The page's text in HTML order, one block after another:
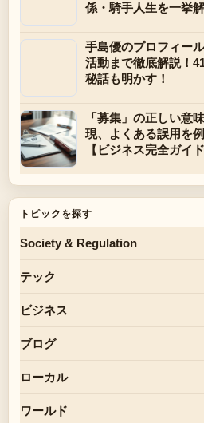
係・騎手人生を一挙
手島優のプロフィー
活動まで徹底解説！
秘話も明かす！
「募集」の正しい意
現、よくある誤用を
【ビジネス完全ガイド
トピックを探す
Society & Regulation
テック
ビジネス
ブログ
ローカル
ワールド